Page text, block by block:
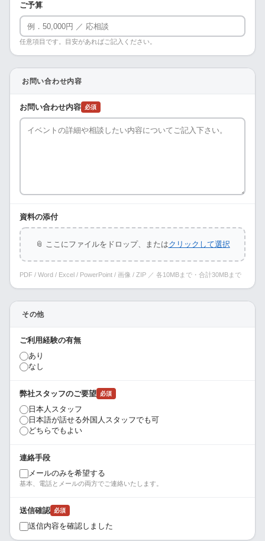
ご予算
任意項目です。目安があればご記入ください。
お問い合わせ内容
お問い合わせ内容 必須
資料の添付
📎 ここにファイルをドロップ、またはクリックして選択
PDF / Word / Excel / PowerPoint / 画像 / ZIP ／ 各10MBまで・合計30MBまで
その他
ご利用経験の有無
あり
なし
弊社スタッフのご要望 必須
日本人スタッフ
日本語が話せる外国人スタッフでも可
どちらでもよい
連絡手段
メールのみを希望する
基本、電話とメールの両方でご連絡いたします。
送信確認 必須
送信内容を確認しました